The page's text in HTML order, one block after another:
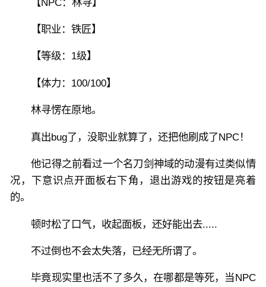
【职业：铁匠】
【等级：1级】
【体力：100/100】
林寻愣在原地。
真出bug了，没职业就算了，还把他刷成了NPC！
他记得之前看过一个名刀剑神域的动漫有过类似情
况，下意识点开面板右下角，退出游戏的按钮是亮着
的。
顿时松了口气，收起面板，还好能出去.....
不过倒也不会太失落，已经无所谓了。
毕竟现实里也活不了多久，在哪都是等死，当NPC